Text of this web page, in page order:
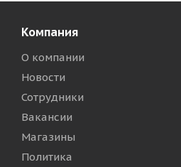
Компания
О компании
Новости
Сотрудники
Вакансии
Магазины
Политика